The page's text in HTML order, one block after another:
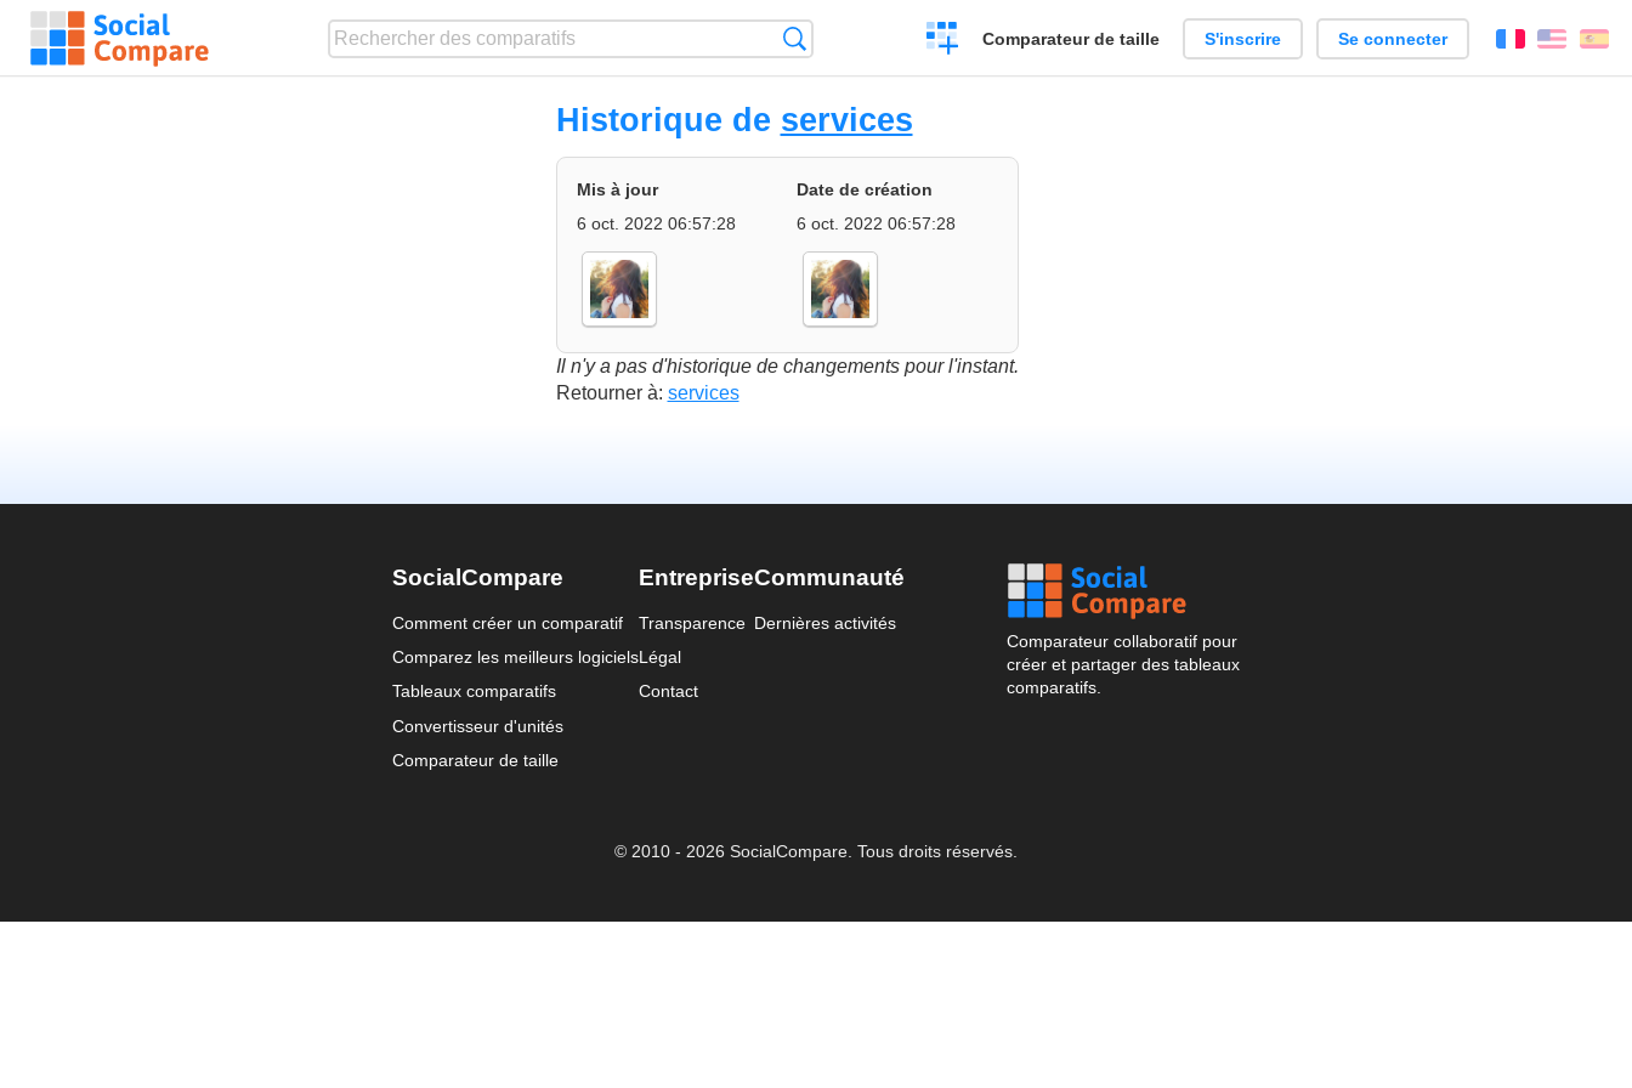
Créer
un
Comparateur de taille S'inscrire Se connecter FrançaisEnglish
Historique de services
Mis à jour
6 oct. 2022 06:57:28
Date de création
6 oct. 2022 06:57:28
Il n'y a pas d'historique de changements pour l'instant.
Retourner à: services
SocialCompare
Comment créer un comparatif
Comparez les meilleurs logiciels
Tableaux comparatifs
Convertisseur d'unités
Comparateur de taille
Entreprise
Transparence
Légal
Contact
Communauté
Dernières activités
Comparateur collaboratif pour
créer et partager des tableaux
comparatifs.
© 2010 - 2026 SocialCompare. Tous droits réservés.